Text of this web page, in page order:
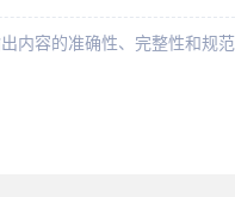
内容的准确性、完整性和规范